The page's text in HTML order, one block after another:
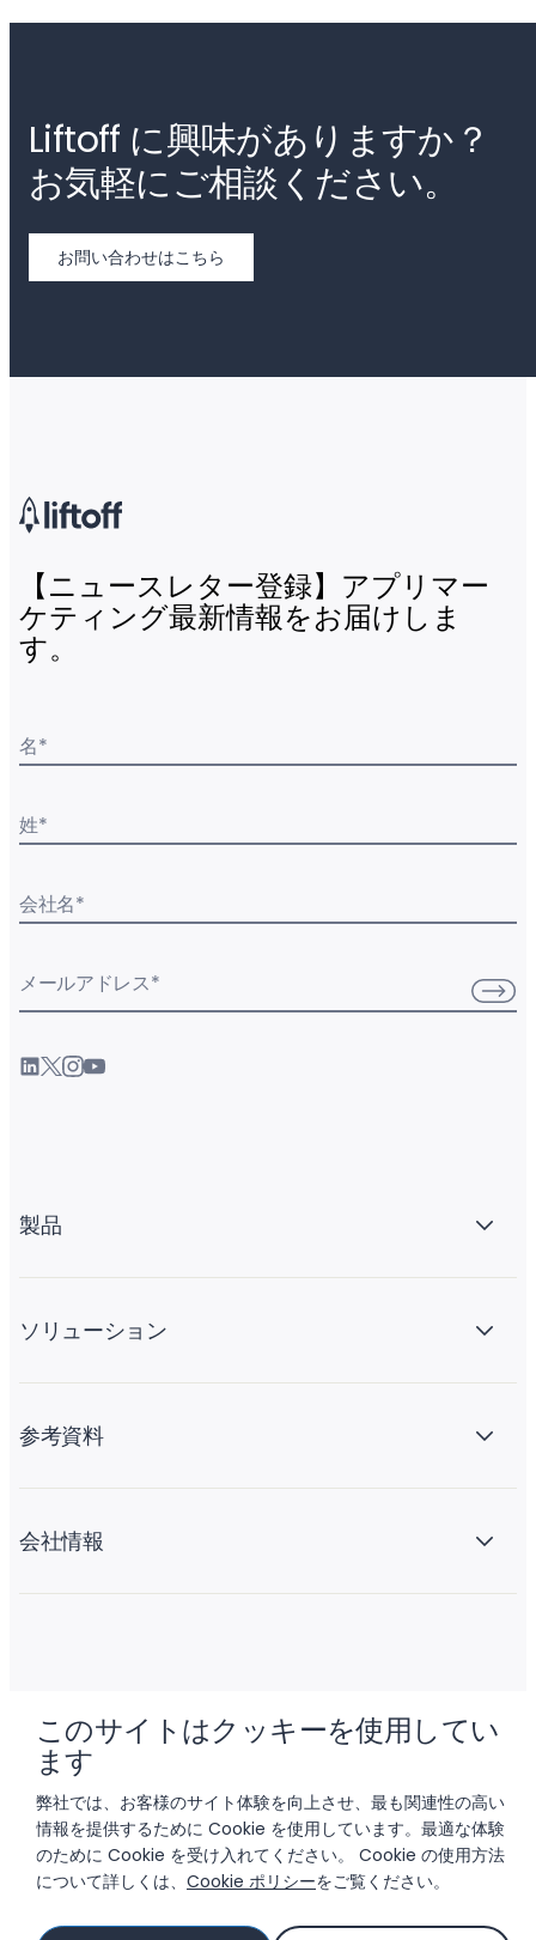
このサイトはクッキーを使用してい
ます
弊社では、お客様のサイト体験を向上させ、最も関連性の高い
情報を提供するために Cookie を使用しています。最適な体験
のために Cookie を受け入れてください。 Cookie の使用方法
について詳しくは、 Cookie ポリシーをご覧ください。
Liftoff に興味がありますか？
お気軽にご相談ください。
お問い合わせはこちら
【ニュースレター登録】アプリマー
ケティング最新情報をお届けしま
す。
名*
姓*
会社名*
メールアドレス*
製品
ソリューション
参考資料
会社情報
© 2026 LIFTOFF, INC.